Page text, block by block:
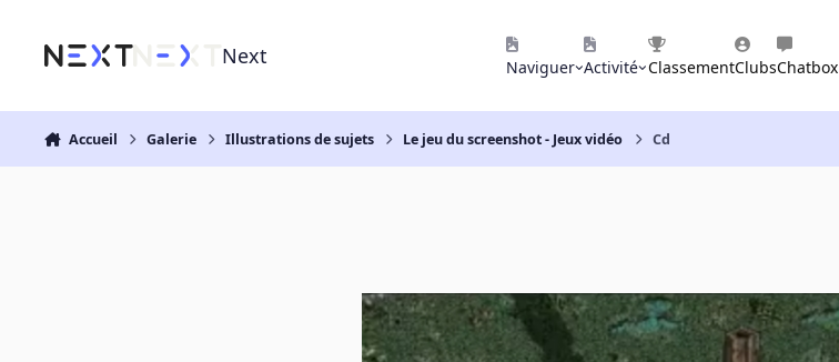
Next Naviguer Activité ClassementClubsChatbox
Accueil Galerie Illustrations de sujets Le jeu du screenshot - Jeux vidéo Cd